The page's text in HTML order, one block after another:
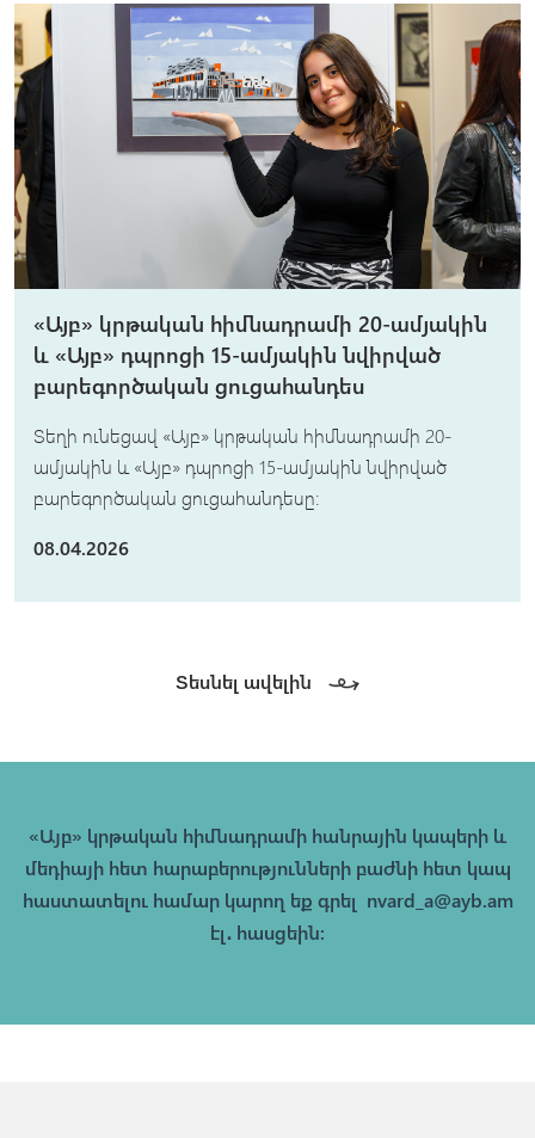
«Այբ» կրթական հիմնադրամի 20-ամյակին
և «Այբ» դպրոցի 15-ամյակին նվիրված
բարեգործական ցուցահանդես
Տեղի ունեցավ «Այբ» կրթական հիմնադրամի 20-
ամյակին և «Այբ» դպրոցի 15-ամյակին նվիրված
բարեգործական ցուցահանդեսը։
08.04.2026
Տեսնել ավելին
«Այբ» կրթական հիմնադրամի հանրային կապերի և
մեդիայի հետ հարաբերությունների բաժնի հետ կապ
հաստատելու համար կարող եք գրել nvard_a@ayb.am
էլ․ հասցեին։